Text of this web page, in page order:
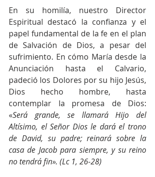
En su homilía, nuestro Director
Espiritual destacó la confianza y el
papel fundamental de la fe en el plan
de Salvación de Dios, a pesar del
sufrimiento. En cómo María desde la
Anunciación hasta el Calvario,
padeció los Dolores por su hijo Jesús,
Dios hecho hombre, hasta
contemplar la promesa de Dios:
«Será grande, se llamará Hijo del
Altísimo, el Señor Dios le dará el trono
de David, su padre; reinará sobre la
casa de Jacob para siempre, y su reino
no tendrá fin». (Lc 1, 26-28)